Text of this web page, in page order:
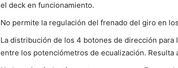
el deck en funcionamiento.
No permite la regulación del frenado del giro en
La distribución de los 4 botones de dirección
entre los potenciómetros de ecualización.